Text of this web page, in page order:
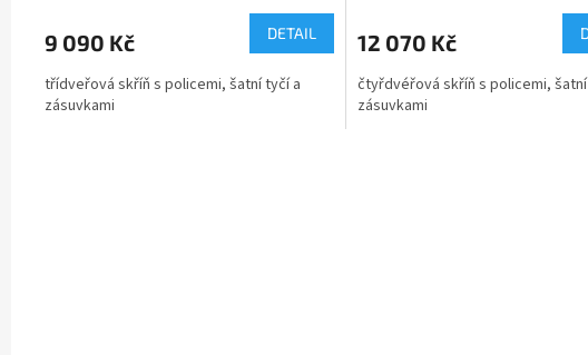
9 090 Kč DETAIL
třídveřová skříň s policemi, šatní tyčí a
zásuvkami
12 070 Kč
čtyřdvéřová skříň s policemi,
zásuvkami